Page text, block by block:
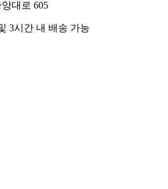
대로 605
3시간 내 배송 가능